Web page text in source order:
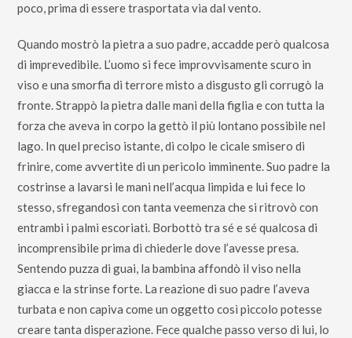
poco, prima di essere trasportata via dal vento.
Quando mostrò la pietra a suo padre, accadde però qualcosa
di imprevedibile. L’uomo si fece improvvisamente scuro in
viso e una smorfia di terrore misto a disgusto gli corrugò la
fronte. Strappò la pietra dalle mani della figlia e con tutta la
forza che aveva in corpo la gettò il più lontano possibile nel
lago. In quel preciso istante, di colpo le cicale smisero di
frinire, come avvertite di un pericolo imminente. Suo padre la
costrinse a lavarsi le mani nell’acqua limpida e lui fece lo
stesso, sfregandosi con tanta veemenza che si ritrovò con
entrambi i palmi escoriati. Borbottò tra sé e sé qualcosa di
incomprensibile prima di chiederle dove l’avesse presa.
Sentendo puzza di guai, la bambina affondò il viso nella
giacca e la strinse forte. La reazione di suo padre l’aveva
turbata e non capiva come un oggetto così piccolo potesse
creare tanta disperazione. Fece qualche passo verso di lui, lo